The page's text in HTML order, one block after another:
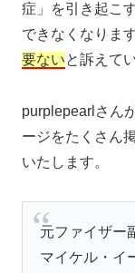
症」を引き起こ
できなくなりま
要ないと訴えて
purplepearlさん
ージをたくさん
いたします。
元ファイザー
マイケル・イ